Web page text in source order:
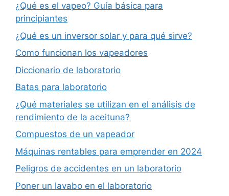
¿Qué es el vapeo? Guía básica para
principiantes
¿Qué es un inversor solar y para qué sirve?
Como funcionan los vapeadores
Diccionario de laboratorio
Batas para laboratorio
¿Qué materiales se utilizan en el análisis de
rendimiento de la aceituna?
Compuestos de un vapeador
Máquinas rentables para emprender en 2024
Peligros de accidentes en un laboratorio
Poner un lavabo en el laboratorio